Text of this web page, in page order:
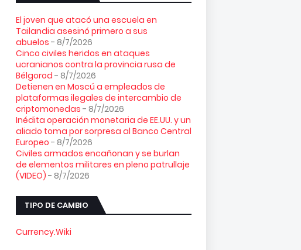
El joven que atacó una escuela en
Tailandia asesinó primero a sus
abuelos - 8/7/2026
Cinco civiles heridos en ataques
ucranianos contra la provincia rusa de
Bélgorod - 8/7/2026
Detienen en Moscú a empleados de
plataformas ilegales de intercambio de
criptomonedas - 8/7/2026
Inédita operación monetaria de EE.UU. y un
aliado toma por sorpresa al Banco Central
Europeo - 8/7/2026
Civiles armados encañonan y se burlan
de elementos militares en pleno patrullaje
(VIDEO) - 8/7/2026
TIPO DE CAMBIO
Currency.Wiki